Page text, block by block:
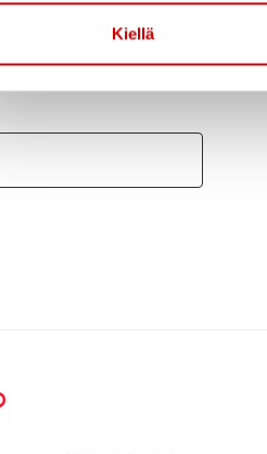
Kiellä